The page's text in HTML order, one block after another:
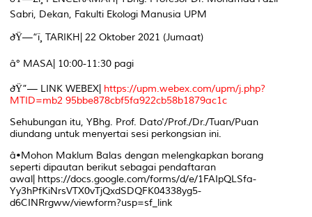
Sabri, Dekan, Fakulti Ekologi Manusia UPM
ðŸ—“ï¸ TARIKH| 22 Oktober 2021 (Jumaat)
â° MASA| 10:00-11:30 pagi
ðŸ”— LINK WEBEX| https://upm.webex.com/upm/j.php?
MTID=mb2 95bbe878cbf5fa922cb58b1879ac1c
Sehubungan itu, YBhg. Prof. Dato'/Prof./Dr./Tuan/Puan
diundang untuk menyertai sesi perkongsian ini.
â­•Mohon Maklum Balas dengan melengkapkan borang
seperti dipautan berikut sebagai pendaftaran
awal| https://docs.google.com/forms/d/e/1FAIpQLSfa-
Yy3hPfKiNrsVTX0vTjQxdSDQFK04338yg5-
d6CINRrgww/viewform?usp=sf_link